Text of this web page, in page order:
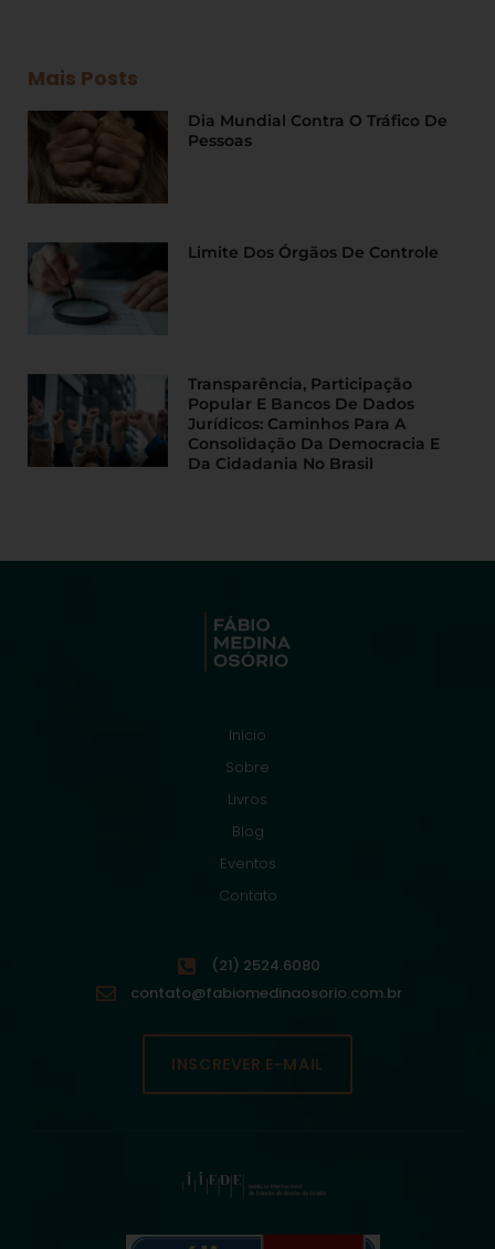
Mais Posts
Dia Mundial Contra O Tráfico De
Pessoas
Limite Dos Órgãos De Controle
Transparência, Participação
Popular E Bancos De Dados
Jurídicos: Caminhos Para A
Consolidação Da Democracia E
Da Cidadania No Brasil
Início
Sobre
Livros
Blog
Eventos
Contato
(21) 2524.6080
contato@fabiomedinaosorio.com.br
INSCREVER E-MAIL